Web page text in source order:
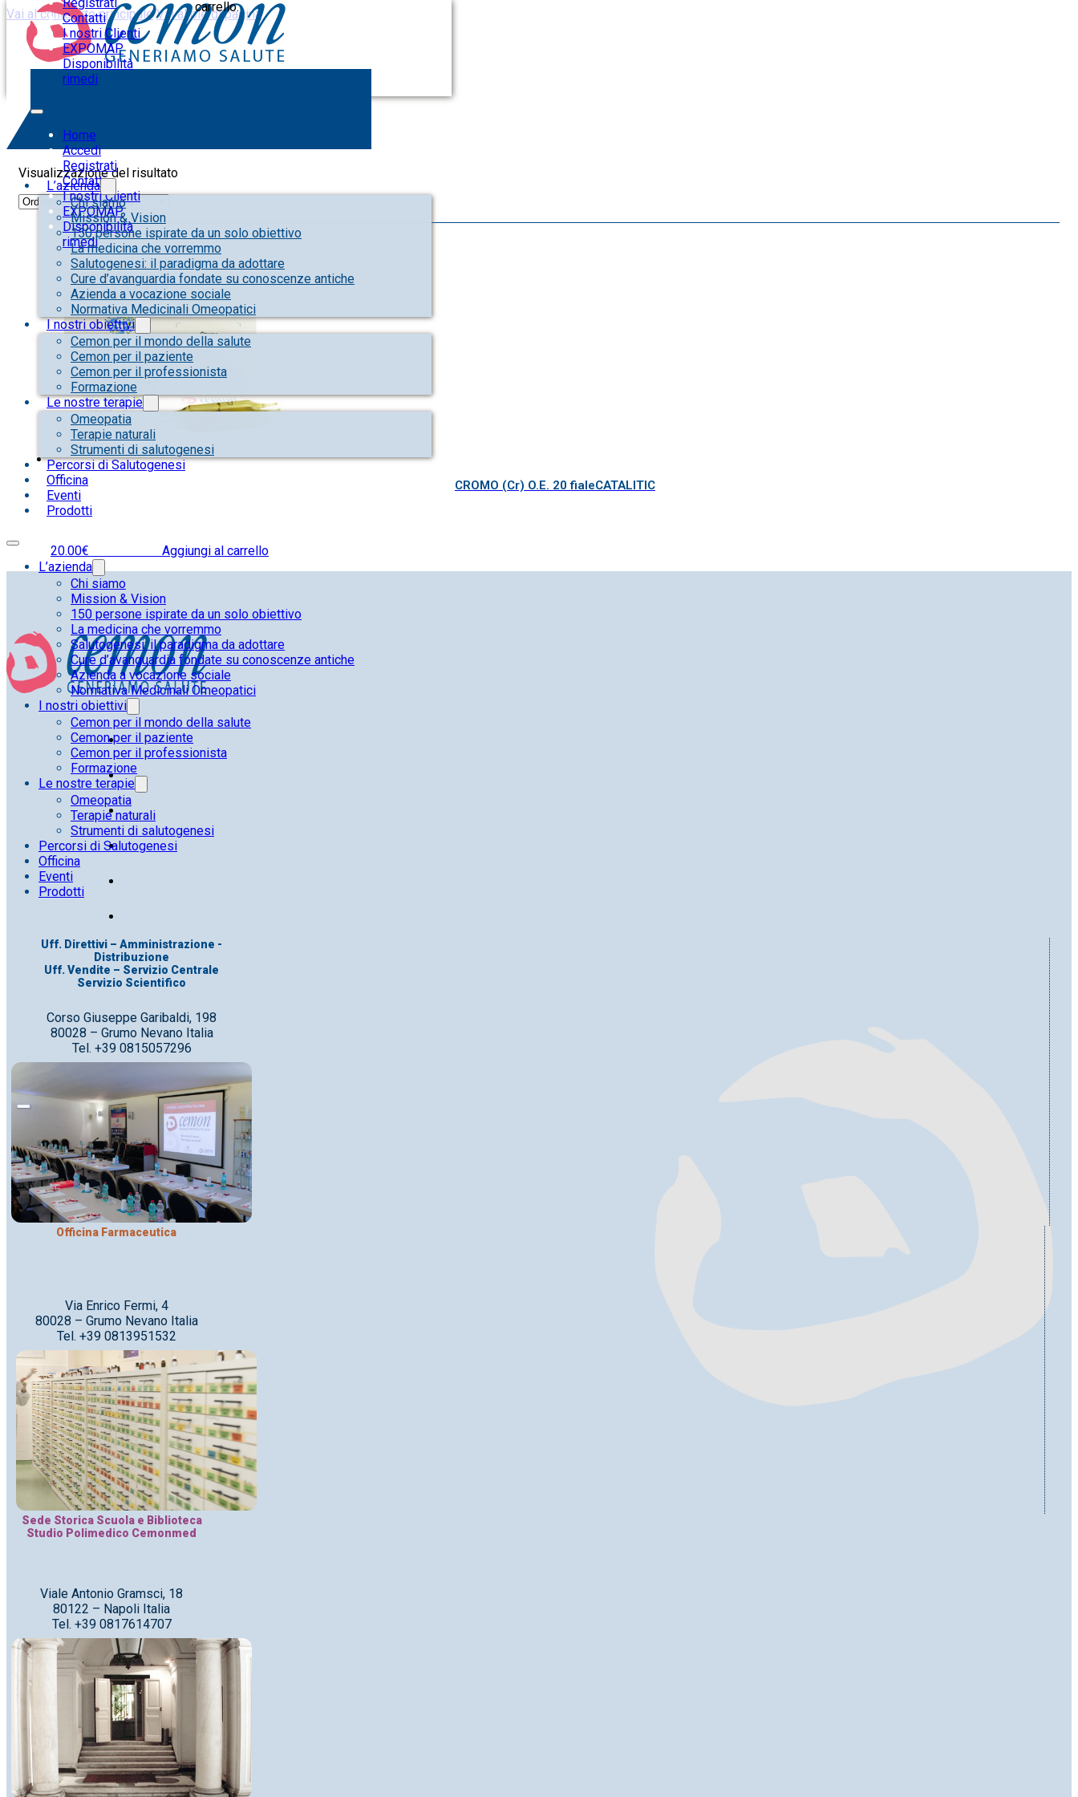
Vai al contenuto principale Vai al piè di pagina
Contatti
I nostri Clienti
EXPOMAP
Disponibilità
rimedi
Home
Accedi
Registrati
Contatti
I nostri Clienti
EXPOMAP
Disponibilità
rimedi
carrello.
L’azienda
Chi siamo
Mission & Vision
150 persone ispirate da un solo obiettivo
La medicina che vorremmo
Salutogenesi: il paradigma da adottare
Cure d’avanguardia fondate su conoscenze antiche
Azienda a vocazione sociale
Normativa Medicinali Omeopatici
I nostri obiettivi
Cemon per il mondo della salute
Cemon per il paziente
Cemon per il professionista
Formazione
Le nostre terapie
Omeopatia
Terapie naturali
Strumenti di salutogenesi
Percorsi di Salutogenesi
Officina
Eventi
Prodotti
L’azienda
Chi siamo
Mission & Vision
150 persone ispirate da un solo obiettivo
La medicina che vorremmo
Salutogenesi: il paradigma da adottare
Cure d’avanguardia fondate su conoscenze antiche
Azienda a vocazione sociale
Normativa Medicinali Omeopatici
I nostri obiettivi
Cemon per il mondo della salute
Cemon per il paziente
Cemon per il professionista
Formazione
Le nostre terapie
Omeopatia
Terapie naturali
Strumenti di salutogenesi
Percorsi di Salutogenesi
Officina
Eventi
Prodotti
diabete di tipo II
Visualizzazione del risultato
CROMO (Cr) O.E. 20 fialeCATALITIC
20.00€ Aggiungi al carrello
Uff. Direttivi – Amministrazione -
Distribuzione
Uff. Vendite – Servizio Centrale
Servizio Scientifico
Corso Giuseppe Garibaldi, 198
80028 – Grumo Nevano Italia
Tel. +39 0815057296
Officina Farmaceutica
Via Enrico Fermi, 4
80028 – Grumo Nevano Italia
Tel. +39 0813951532
Sede Storica Scuola e Biblioteca
Studio Polimedico Cemonmed
Viale Antonio Gramsci, 18
80122 – Napoli Italia
Tel. +39 0817614707